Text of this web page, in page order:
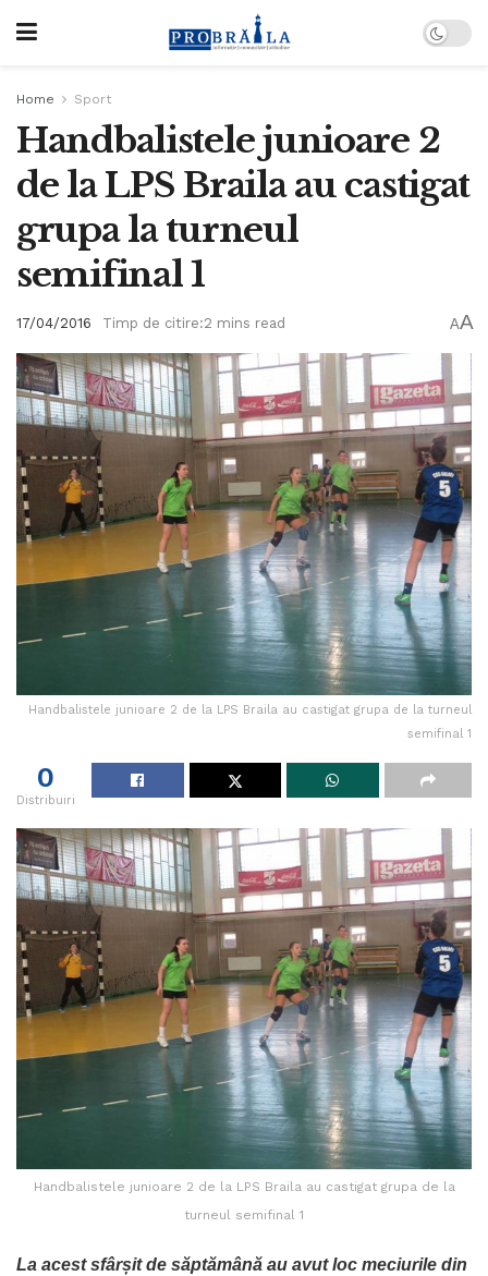
Home Sport
Handbalistele junioare 2
de la LPS Braila au castigat
grupa la turneul
semifinal 1
17/04/2016 Timp de citire:2 mins read AA
Handbalistele junioare 2 de la LPS Braila au castigat grupa de la turneul
semifinal 1
0
Distribuiri
Handbalistele junioare 2 de la LPS Braila au castigat grupa de la
turneul semifinal 1
La acest sfârșit de săptămână au avut loc meciurile din